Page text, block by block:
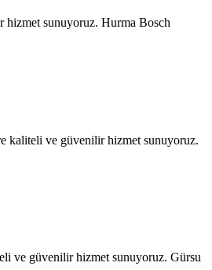
hizmet sunuyoruz. Hurma Bosch
kaliteli ve güvenilir hizmet sunuyoruz.
ve güvenilir hizmet sunuyoruz. Gürsu